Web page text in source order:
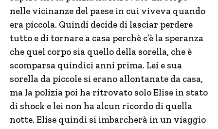
nelle vicinanze del paese in cui viveva quando
era piccola. Quindi decide di lasciar perdere
tutto e di tornare a casa perchè c’è la speranza
che quel corpo sia quello della sorella, che è
scomparsa quindici anni prima. Lei e sua
sorella da piccole si erano allontanate da casa,
ma la polizia poi ha ritrovato solo Elise in stato
di shock e lei non ha alcun ricordo di quella
notte. Elise quindi si imbarcherà in un viaggio